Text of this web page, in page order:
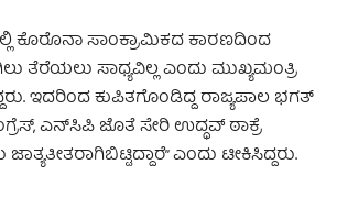
ಕೊರೊನಾ ಸಾಂಕ್ರಾಮಿಕದ ಕಾರಣದಿಂದ
ತೆರೆಯಲು ಸಾಧ್ಯವಿಲ್ಲ ಎಂದು ಮುಖ್ಯಮಂತ್ರಿ
ಇದರಿಂದ ಕುಪಿತಗೊಂಡಿದ್ದ ರಾಜ್ಯಪಾಲ ಭಗತ್
ಎನ್‌ಸಿಪಿ ಜೊತೆ ಸೇರಿ ಉದ್ಧವ್‌ ಠಾಕ್ರೆ
ಎಂದು ಟೀಕಿಸಿದ್ದರು.